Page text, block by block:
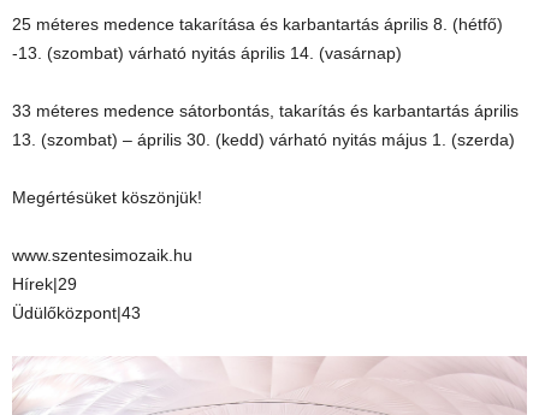
25 méteres medence takarítása és karbantartás április 8. (hétfő)
-13. (szombat) várható nyitás április 14. (vasárnap)
33 méteres medence sátorbontás, takarítás és karbantartás április
13. (szombat) – április 30. (kedd) várható nyitás május 1. (szerda)
Megértésüket köszönjük!
www.szentesimozaik.hu
Hírek|29
Üdülőközpont|43